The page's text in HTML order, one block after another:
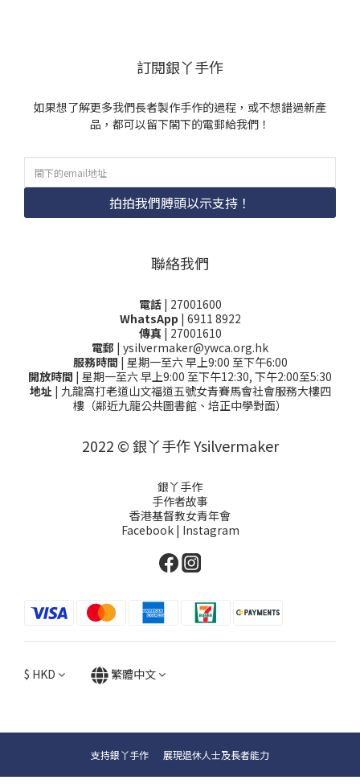
訂閱銀丫手作
如果想了解更多我們長者製作手作的過程，或不想錯過新產
品，都可以留下閣下的電郵給我們！
拍拍我們膊頭以示支持！
聯絡我們
電話 | 27001600
WhatsApp | 6911 8922
傳真| 27001610
電郵 | ysilvermaker@ywca.org.hk
服務時間 | 星期一至六 早上9:00 至下午6:00
開放時間 | 星期一至六 早上9:00 至下午12:30, 下午2:00至5:30
地址 | 九龍窩打老道山文福道五號女青賽馬會社會服務大樓四
樓（鄰近九龍公共圖書館、培正中學對面）
2022 © 銀丫手作 Ysilvermaker
銀丫手作
手作者故事
香港基督教女青年會
Facebook | Instagram
$ HKD 繁體中文
支持銀丫手作 展現退休人士及長者能力